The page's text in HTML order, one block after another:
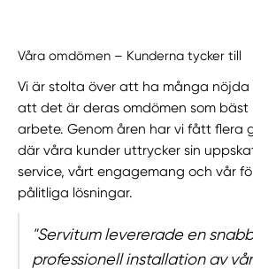
Våra omdömen – Kunderna tycker till
Vi är stolta över att ha många nöjda
att det är deras omdömen som bäst
arbete. Genom åren har vi fått flera
där våra kunder uttrycker sin
service, vårt engagemang och vår
pålitliga lösningar.
"Servitum levererade en
professionell installation av